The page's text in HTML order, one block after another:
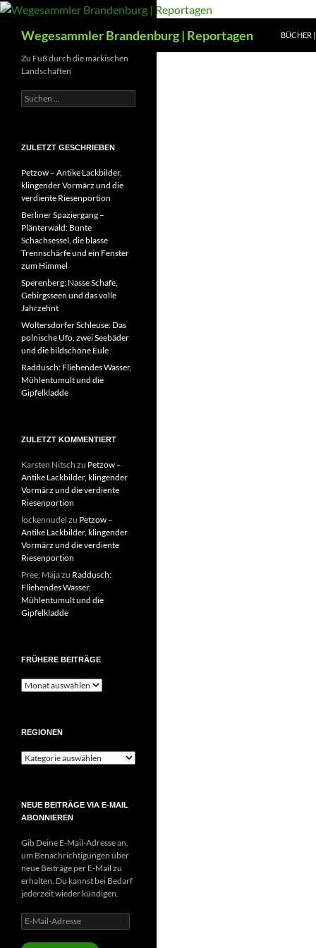
Zum
springenWegesammler Brandenburg | Reportagen BÜCHER
Zu Fuß durch die märkischen
Landschaften
Suchen
nach:
ZULETZT GESCHRIEBEN
Petzow – Antike Lackbilder,
klingender Vormärz und die
verdiente Riesenportion
Berliner Spaziergang –
Plänterwald: Bunte
Schachsessel, die blasse
Trennschärfe und ein Fenster
zum Himmel
Sperenberg: Nasse Schafe,
Gebirgsseen und das volle
Jahrzehnt
Woltersdorfer Schleuse: Das
polnische Ufo, zwei Seebäder
und die bildschöne Eule
Raddusch: Fliehendes Wasser,
Mühlentumult und die
Gipfelkladde
ZULETZT KOMMENTIERT
Karsten Nitsch zu Petzow –
Antike Lackbilder, klingender
Vormärz und die verdiente
Riesenportion
lockennudel zu Petzow –
Antike Lackbilder, klingender
Vormärz und die verdiente
Riesenportion
Pree, Majazu Raddusch:
Fliehendes Wasser,
Mühlentumult und die
Gipfelkladde
FRÜHERE BEITRÄGE
Frühere
REGIONEN
Regionen
NEUE BEITRÄGE VIA E-MAIL
ABONNIEREN
Gib Deine E-Mail-Adresse an,
um Benachrichtigungen über
neue Beiträge per E-Mail zu
erhalten. Du kannst bei Bedarf
jederzeit wieder kündigen.
E-
Mail-
Adresse